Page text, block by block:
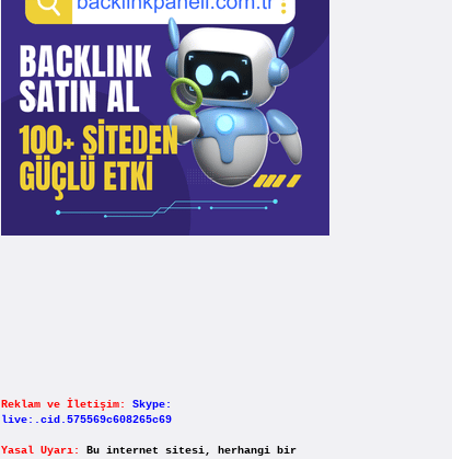
Reklam ve İletişim:
Skype:
live:.cid.575569c608265c69
Yasal Uyarı:
Bu internet sitesi, herhangi bir